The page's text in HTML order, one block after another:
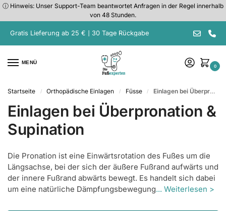
ⓘ Hinweis: Unser Support-Team beantwortet Anfragen in der Regel innerhalb
von 48 Stunden.
Gratis Lieferung ab 25 € | 30 Tage Rückgabe
MENÜ
0
Startseite / Orthopädische Einlagen / Füsse / Einlagen bei Überpronation & Supination
Einlagen bei Überpronation &
Supination
Die Pronation ist eine Einwärtsrotation des Fußes um die
Längsachse, bei der sich der äußere Fußrand aufwärts und
der innere Fußrand abwärts bewegt. Es handelt sich dabei
um eine natürliche Dämpfungsbewegung... Weiterlesen >